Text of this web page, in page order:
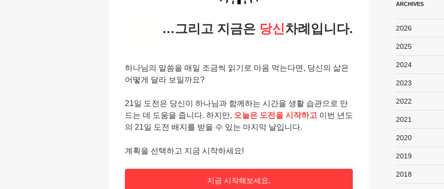
…그리고 지금은 당신차례입니다.
하나님의 말씀을 매일 조금씩 읽기로 마음 먹는다면, 당신의 삶은
어떻게 달라 보일까요?
21일 도전은 당신이 하나님과 함께하는 시간을 생활 습관으로 만
드는 데 도움을 줍니다. 하지만, 오늘은 도전을 시작하고 이번 년도
의 21일 도전 배지를 받을 수 있는 마지막 날입니다.
계획을 선택하고 지금 시작하세요!
지금 시작해보세요.
ARCHIVES
2026
2025
2024
2023
2022
2021
2020
2019
2018